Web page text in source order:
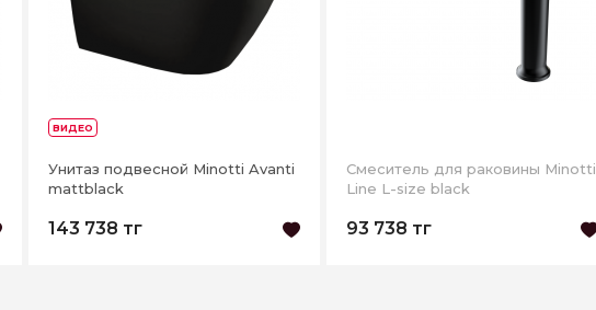
ВИДЕО
Унитаз подвесной Minotti Avanti
mattblack
143 738 тг
Смеситель для раковины Minotti
Line L-size black
93 738 тг